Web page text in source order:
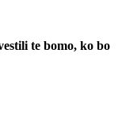
te bomo, ko bo